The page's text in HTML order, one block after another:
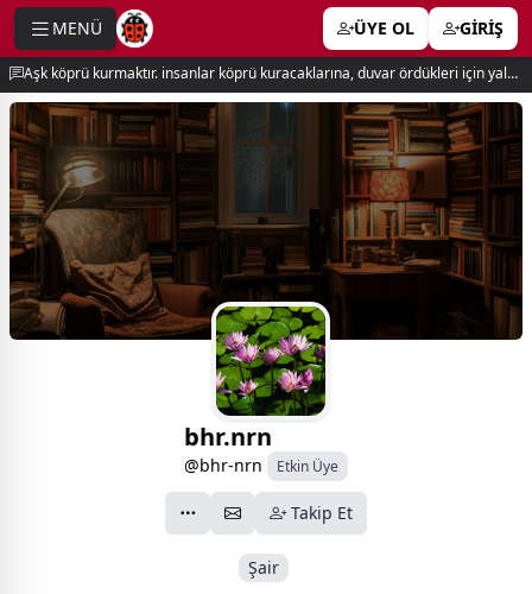
MENÜ ÜYE OL GİRİŞ
Aşk köprü kurmaktır. insanlar köprü kuracaklarına, duvar ördükleri için yalnız kalırlar. newton
bhr.nrn
@bhr-nrn Etkin Üye
Takip Et
Şair
menu